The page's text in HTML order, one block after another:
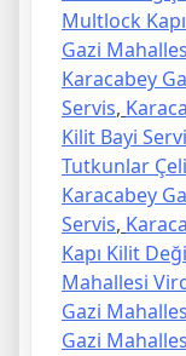
Multlock
Gazi
Karacabey
Servis,
Kilit Bayi
Tutkunlar
Karacabey
Servis,
Kapı Kilit
Mahallesi
Gazi
Gazi